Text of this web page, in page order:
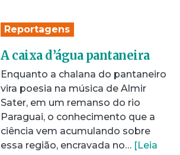
Reportagens
A caixa d’água pantaneira
Enquanto a chalana do pantaneiro
vira poesia na música de Almir
Sater, em um remanso do rio
Paraguai, o conhecimento que a
ciência vem acumulando sobre
essa região, encravada no… [Leia